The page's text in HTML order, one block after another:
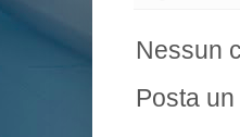
Nessun
Posta